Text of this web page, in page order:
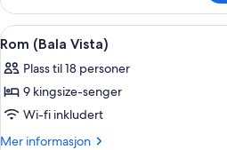
(White
Ibis)
Åpne
alle
bildene
av
Rom
(Bala
5
Rom (Bala Vista)
Plass til 18 personer
9 kingsize-senger
Wi-fi inkludert
Mer informasjon
Mer